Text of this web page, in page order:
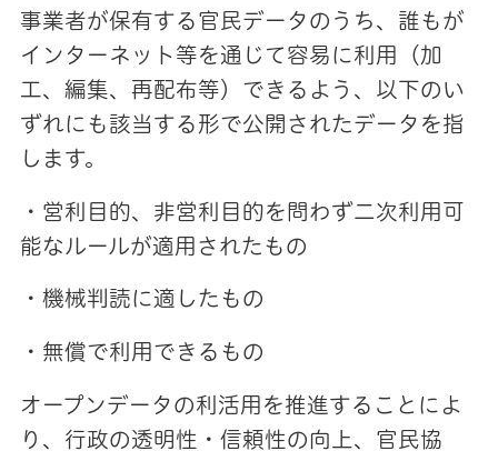
事業者が保有する官民データのうち、誰もが
インターネット等を通じて容易に利用（加
工、編集、再配布等）できるよう、以下のい
ずれにも該当する形で公開されたデータを指
します。
・営利目的、非営利目的を問わず二次利用可
能なルールが適用されたもの
・機械判読に適したもの
・無償で利用できるもの
オープンデータの利活用を推進することによ
り、行政の透明性・信頼性の向上、官民協